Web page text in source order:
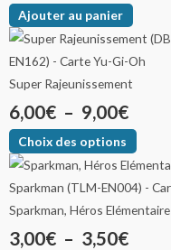
Ajouter au panier
Super Rajeunissement
6,00€ – 9,00€
Choix des options
Sparkman, Héros Elémentaire
3,00€ – 3,50€